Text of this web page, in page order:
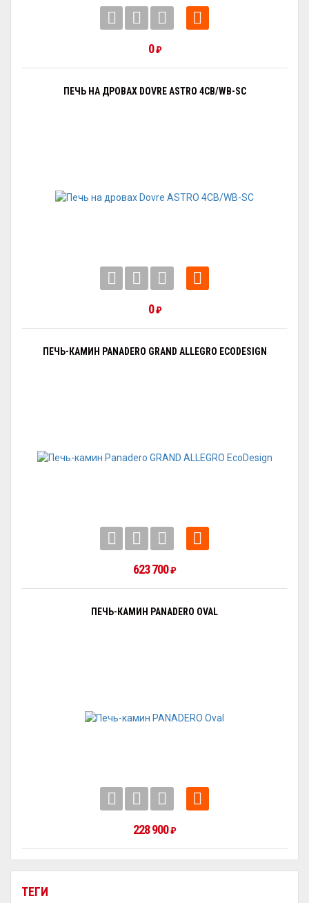
ТЕГИ
0₽
ПЕЧЬ НА ДРОВАХ DOVRE ASTRO 4CB/WB-SC
0₽
ПЕЧЬ-КАМИН PANADERO GRAND ALLEGRO ECODESIGN
623 700₽
ПЕЧЬ-КАМИН PANADERO OVAL
228 900₽